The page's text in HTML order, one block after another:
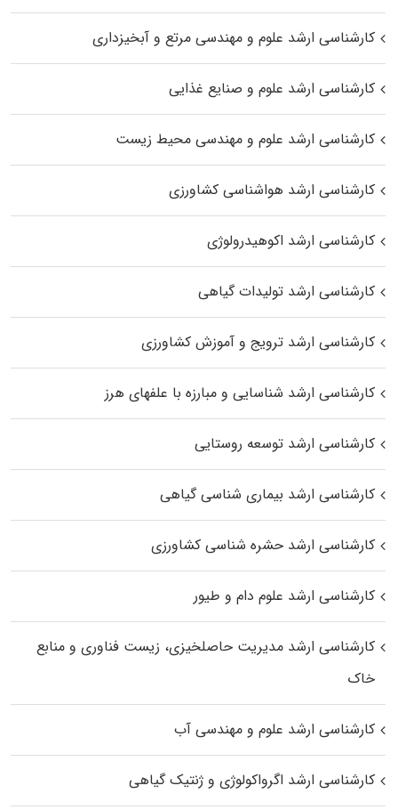
کارشناسی ارشد علوم و مهندسی مرتع و آبخیزداری
کارشناسی ارشد علوم و صنایع غذایی
کارشناسی ارشد علوم و مهندسی محیط زیست
کارشناسی ارشد هواشناسی کشاورزی
کارشناسی ارشد اکوهیدرولوژی
کارشناسی ارشد تولیدات گیاهی
کارشناسی ارشد ترویج و آموزش کشاورزی
کارشناسی ارشد شناسایی و مبارزه با علفهای هرز
کارشناسی ارشد توسعه روستایی
کارشناسی ارشد بیماری‌ شناسی گیاهی
کارشناسی ارشد حشره‌ شناسی کشاورزی
کارشناسی ارشد علوم دام و طیور
کارشناسی ارشد مدیریت حاصلخیزی، زیست فناوری و منابع
خاک
کارشناسی ارشد علوم و مهندسی آب
کارشناسی ارشد اگرواکولوژی و ژنتیک گیاهی